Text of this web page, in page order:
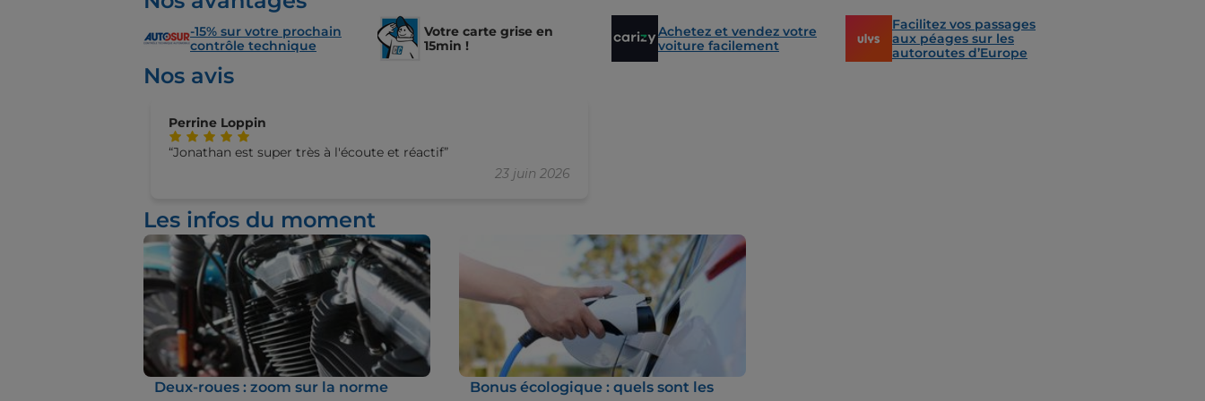
-15% sur votre prochain
contrôle technique
Votre carte grise en
15min !
Achetez et vendez votre
voiture facilement
Facilitez vos passages
aux péages sur les
autoroutes d’Europe
Nos avis
Perrine Loppin
23 juin 2026
Jonathan est super très à l'écoute et réactif
Les infos du moment
Deux-roues : zoom sur la norme
Bonus écologique : quels sont les